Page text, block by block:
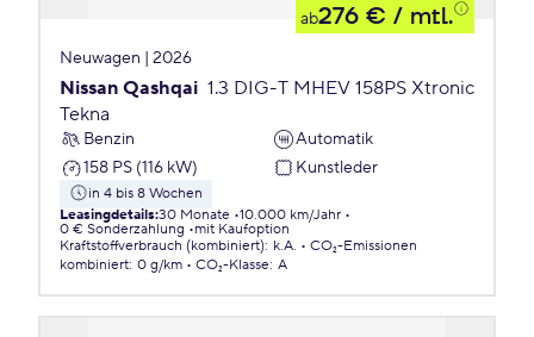
ab276 € / mtl.
Neuwagen | 2026
Nissan Qashqai 1.3 DIG-T MHEV 158PS Xtronic
Tekna
Benzin
Automatik
158 PS (116 kW)
Kunstleder
in 4 bis 8 Wochen
Leasingdetails:30 Monate 10.000 km/Jahr
0 € Sonderzahlung
mit Kaufoption
Kraftstoffverbrauch (kombiniert): k.A.
CO₂-Emissionen
kombiniert: 0 g/km CO₂-Klasse: A